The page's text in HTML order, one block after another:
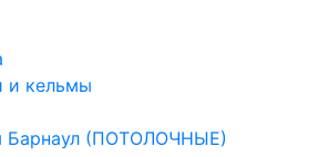
и кельмы
Барнаул (ПОТОЛОЧНЫЕ)